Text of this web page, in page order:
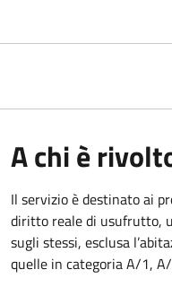
A chi è
Il servizio è destinato ai
diritto reale di usufrutto,
sugli stessi, esclusa
quelle in categoria A/1,